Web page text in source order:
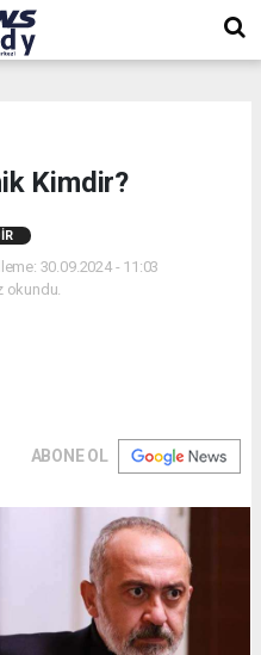
Kimdir?
30.09.2024 - 11:03
okundu.
ABONE OL